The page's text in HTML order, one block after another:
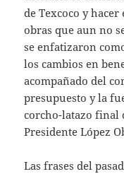
de Texcoco y
obras que aun no
se enfatizaron
los cambios en
acompañado del
presupuesto y la
corcho-latazo final
Presidente López
Las frases del